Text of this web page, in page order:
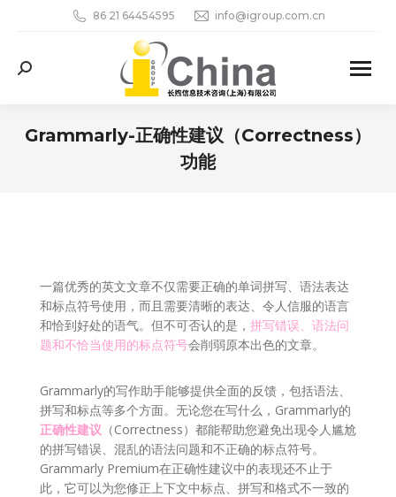
86 21 64454595 info@igroup.com.cn
Search:
Grammarly-正确性建议（Correctness）
功能
一篇优秀的英文文章不仅需要正确的单词拼写、语法表达
和标点符号使用，而且需要清晰的表达、令人信服的语言
和恰到好处的语气。但不可否认的是， 拼写错误、语法问
题和不恰当使用的标点符号会削弱原本出色的文章。
Grammarly的写作助手能够提供全面的反馈，包括语法、
拼写和标点等多个方面。无论您在写什么，Grammarly的
正确性建议 （Correctness）都能帮助您避免出现令人尴尬
的拼写错误、混乱的语法问题和不正确的标点符号。
Grammarly Premium在正确性建议中的表现还不止于
此，它可以为您修正上下文中标点、拼写和格式不一致的